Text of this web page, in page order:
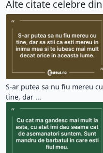
Alte citate celebre din
S-ar putea sa nu fiu mereu cu
tine, dar ...